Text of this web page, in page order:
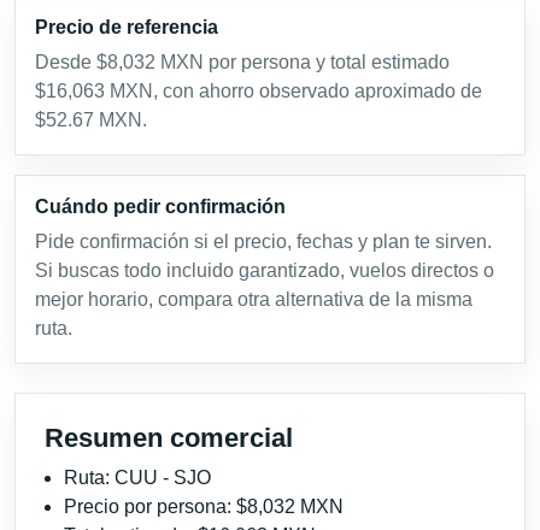
Precio de referencia
Desde $8,032 MXN por persona y total estimado
$16,063 MXN, con ahorro observado aproximado de
$52.67 MXN.
Cuándo pedir confirmación
Pide confirmación si el precio, fechas y plan te sirven.
Si buscas todo incluido garantizado, vuelos directos o
mejor horario, compara otra alternativa de la misma
ruta.
Resumen comercial
Ruta: CUU - SJO
Precio por persona: $8,032 MXN